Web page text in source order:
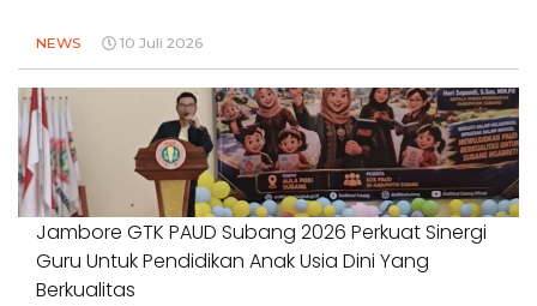
NEWS 10 Juli 2026
Jambore GTK PAUD Subang 2026 Perkuat Sinergi
Guru Untuk Pendidikan Anak Usia Dini Yang
Berkualitas